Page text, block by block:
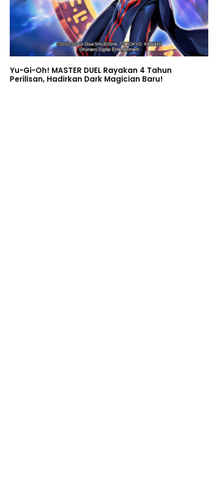
Yu-Gi-Oh! MASTER DUEL Rayakan 4 Tahun
Perilisan, Hadirkan Dark Magician Baru!